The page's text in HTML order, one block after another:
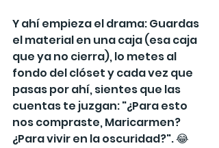
Y ahí empieza el drama: Guardas
el material en una caja (esa caja
que ya no cierra), lo metes al
fondo del clóset y cada vez que
pasas por ahí, sientes que las
cuentas te juzgan: "¿Para esto
nos compraste, Maricarmen?
¿Para vivir en la oscuridad?". 😂